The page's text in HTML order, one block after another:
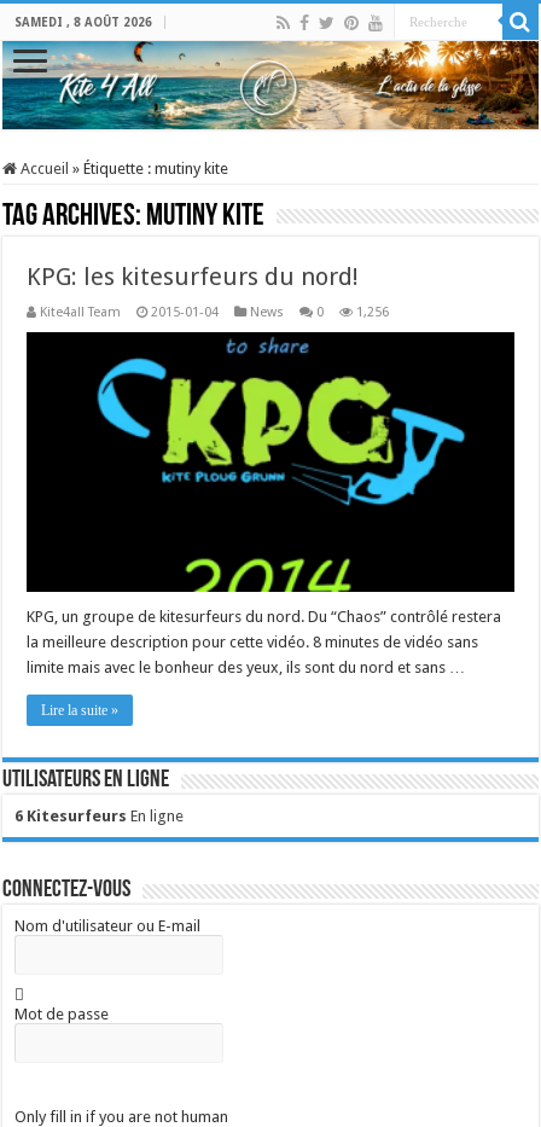
SAMEDI , 8 AOÛT 2026
Accueil » Étiquette :mutiny kite
Tag Archives: mutiny kite
KPG: les kitesurfeurs du nord!
Kite4all Team 2015-01-04 News 0 1,256
KPG, un groupe de kitesurfeurs du nord. Du “Chaos” contrôlé restera
la meilleure description pour cette vidéo. 8 minutes de vidéo sans
limite mais avec le bonheur des yeux, ils sont du nord et sans …
Lire la suite »
Utilisateurs en ligne
6 Kitesurfeurs En ligne
Connectez-vous
Nom d'utilisateur ou E-mail
Mot de passe
Only fill in if you are not human